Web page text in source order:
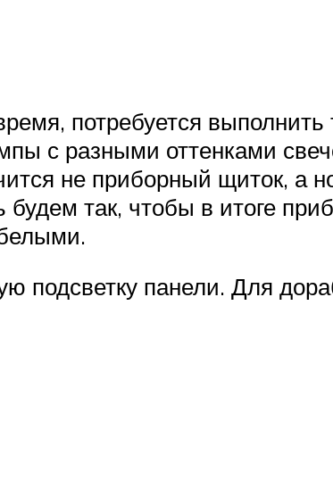
потребуется
с разными оттенками
не приборный щиток, а
будем так, чтобы в итоге
подсветку панели. Для